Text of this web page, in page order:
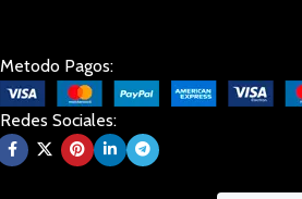
Metodo Pagos:
Redes Sociales: